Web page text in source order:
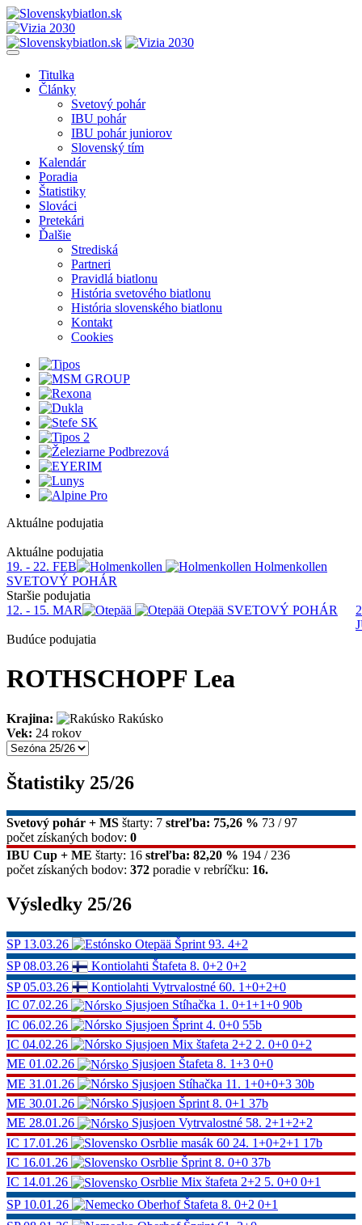
Titulka
Články
Svetový pohár
IBU pohár
IBU pohár juniorov
Slovenský tím
Kalendár
Poradia
Štatistiky
Slováci
Pretekári
Ďalšie
Strediská
Partneri
Pravidlá biatlonu
História svetového biatlonu
História slovenského biatlonu
Kontakt
Cookies
Aktuálne podujatia
Aktuálne podujatia
19. - 22. FEB
Holmenkollen
SVETOVÝ POHÁR
Staršie podujatia
12. - 15. MAR
Otepää SVETOVÝ POHÁR
Budúce podujatia
ROTHSCHOPF Lea
Krajina:
Rakúsko
Vek: 24 rokov
Štatistiky 25/26
Svetový pohár + MS štarty: 7 streľba: 75,26 % 73 / 97
počet získaných bodov: 0
IBU Cup + ME štarty: 16 streľba: 82,20 % 194 / 236
počet získaných bodov: 372 poradie v rebríčku: 16.
Výsledky 25/26
SP 13.03.26 Otepää Šprint 93. 4+2
SP 08.03.26 Kontiolahti Štafeta 8. 0+2 0+2
SP 05.03.26 Kontiolahti Vytrvalostné 60. 1+0+2+0
IC 07.02.26 Sjusjoen Stíhačka 1. 0+1+1+0 90b
IC 06.02.26 Sjusjoen Šprint 4. 0+0 55b
IC 04.02.26 Sjusjoen Mix štafeta 2+2 2. 0+0 0+2
ME 01.02.26 Sjusjoen Štafeta 8. 1+3 0+0
ME 31.01.26 Sjusjoen Stíhačka 11. 1+0+0+3 30b
ME 30.01.26 Sjusjoen Šprint 8. 0+1 37b
ME 28.01.26 Sjusjoen Vytrvalostné 58. 2+1+2+2
IC 17.01.26 Osrblie masák 60 24. 1+0+2+1 17b
IC 16.01.26 Osrblie Šprint 8. 0+0 37b
IC 14.01.26 Osrblie Mix štafeta 2+2 5. 0+0 0+1
SP 10.01.26 Oberhof Štafeta 8. 0+2 0+1